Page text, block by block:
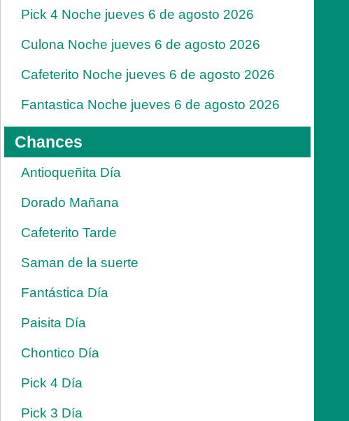
Pick 4 Noche jueves 6 de agosto 2026
Culona Noche jueves 6 de agosto 2026
Cafeterito Noche jueves 6 de agosto 2026
Fantastica Noche jueves 6 de agosto 2026
Chances
Antioqueñita Día
Dorado Mañana
Cafeterito Tarde
Saman de la suerte
Fantástica Día
Paisita Día
Chontico Día
Pick 4 Día
Pick 3 Día